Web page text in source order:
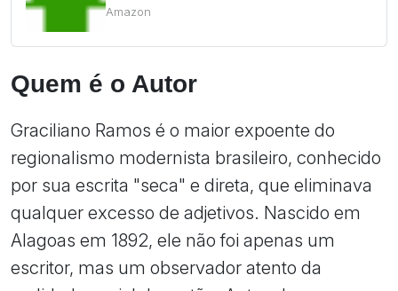
Amazon
Quem é o Autor
Graciliano Ramos é o maior expoente do
regionalismo modernista brasileiro, conhecido
por sua escrita "seca" e direta, que eliminava
qualquer excesso de adjetivos. Nascido em
Alagoas em 1892, ele não foi apenas um
escritor, mas um observador atento da